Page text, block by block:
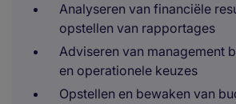
Analyseren van financiële
opstellen van rapportages
Adviseren van management
en operationele keuzes
Opstellen en bewaken van